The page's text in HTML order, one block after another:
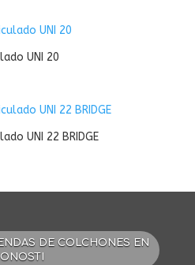
UNI 20
UNI 22 BRIDGE
DE COLCHONES EN